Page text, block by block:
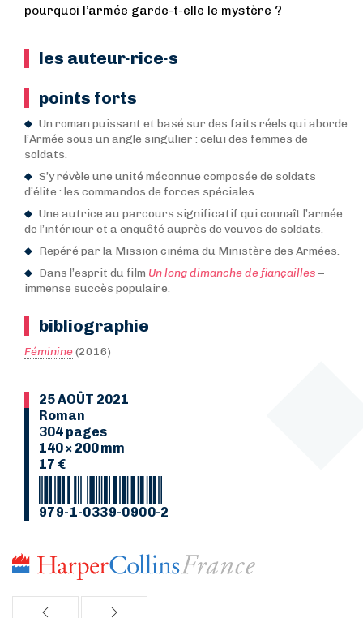
pourquoi l’armée garde-t-elle le mystère ?
les auteur·rice·s
points forts
Un roman puissant et basé sur des faits réels qui aborde
l’Armée sous un angle singulier : celui des femmes de
soldats.
S’y révèle une unité méconnue composée de soldats
d’élite : les commandos de forces spéciales.
Une autrice au parcours significatif qui connaît l’armée
de l’intérieur et a enquêté auprès de veuves de soldats.
Repéré par la Mission cinéma du Ministère des Armées.
Dans l’esprit du film Un long dimanche de fiançailles –
immense succès populaire.
bibliographie
Féminine(2016)
25 AOÛT 2021
Roman
304 pages
140 × 200 mm
17 €
979-1-0339-0900-2